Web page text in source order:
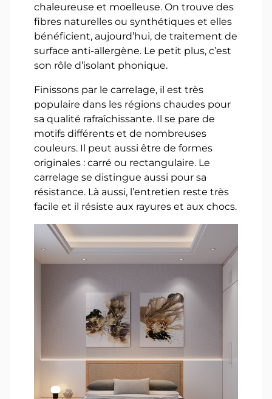
chaleureuse et moelleuse. On trouve des
fibres naturelles ou synthétiques et elles
bénéficient, aujourd’hui, de traitement de
surface anti-allergène. Le petit plus, c’est
son rôle d’isolant phonique.
Finissons par le carrelage, il est très
populaire dans les régions chaudes pour
sa qualité rafraîchissante. Il se pare de
motifs différents et de nombreuses
couleurs. Il peut aussi être de formes
originales : carré ou rectangulaire. Le
carrelage se distingue aussi pour sa
résistance. Là aussi, l’entretien reste très
facile et il résiste aux rayures et aux chocs.